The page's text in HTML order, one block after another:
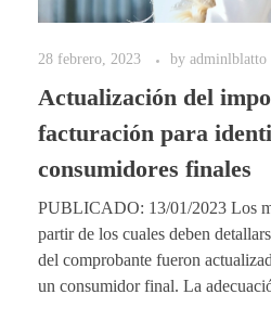
28 febrero, 2023 by adminlblatto
Actualización del
facturación para
consumidores finales
PUBLICADO: 13/01/2023 Los
partir de los cuales deben
del comprobante fueron
un consumidor final. La